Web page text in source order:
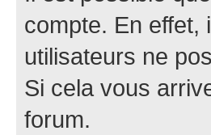
compte. En effet,
utilisateurs ne
Si cela vous
forum.